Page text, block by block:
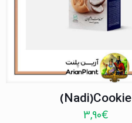
(Nadi)Cookie
3,90€